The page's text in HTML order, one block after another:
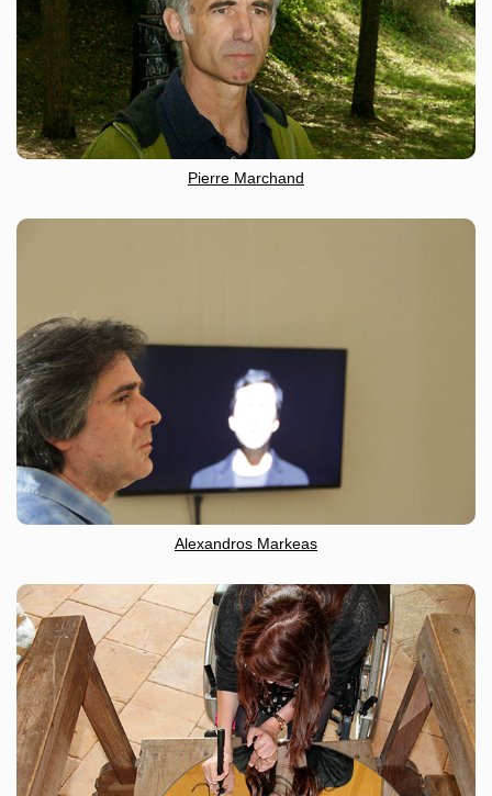
Pierre Marchand
Alexandros Markeas